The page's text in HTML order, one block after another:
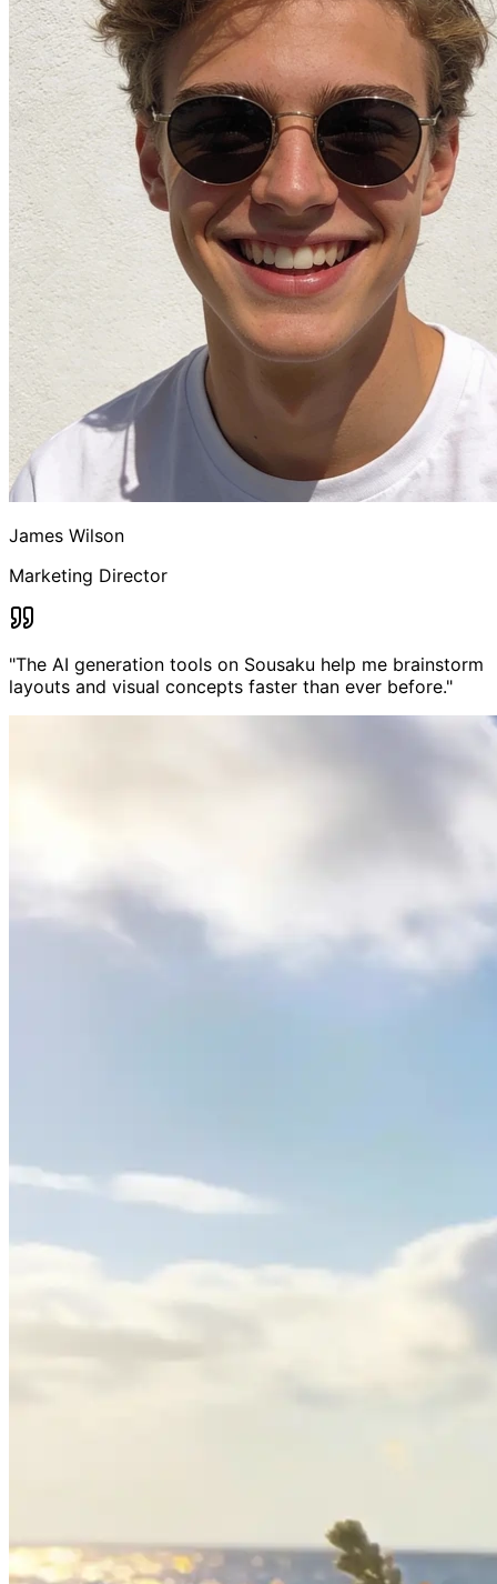
James Wilson
Marketing Director
"The AI generation tools on Sousaku help me brainstorm
layouts and visual concepts faster than ever before."